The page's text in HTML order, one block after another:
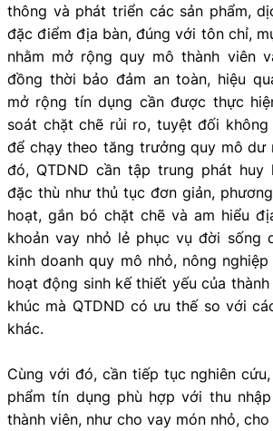
thông và phát triển các sản phẩm,
đặc điểm địa bàn, đúng với tôn chỉ,
nhằm mở rộng quy mô thành viên
đồng thời bảo đảm an toàn, hiệu
mở rộng tín dụng cần được thực
soát chặt chẽ rủi ro, tuyệt đối không
để chạy theo tăng trưởng quy mô dư
đó, QTDND cần tập trung phát huy
đặc thù như thủ tục đơn giản,
hoạt, gắn bó chặt chẽ và am hiểu
khoản vay nhỏ lẻ phục vụ đời sống
kinh doanh quy mô nhỏ, nông
hoạt động sinh kế thiết yếu của
khúc mà QTDND có ưu thế so với
khác.
Cùng với đó, cần tiếp tục nghiên
phẩm tín dụng phù hợp với thu
thành viên, như cho vay món nhỏ,